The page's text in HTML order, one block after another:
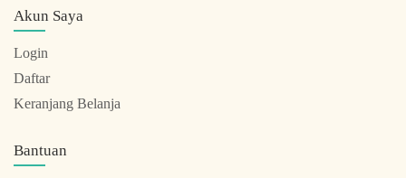
Akun Saya
Login
Daftar
Keranjang Belanja
Bantuan